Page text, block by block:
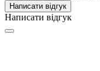
Написати відгук
Написати відгук